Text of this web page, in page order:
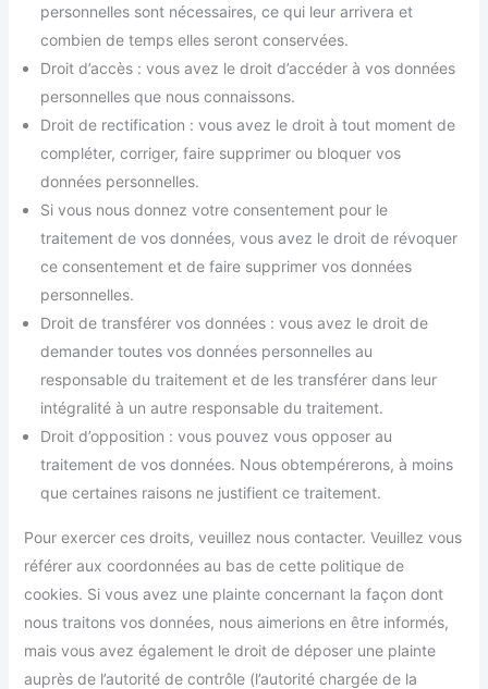
personnelles sont nécessaires, ce qui leur arrivera et
combien de temps elles seront conservées.
Droit d’accès : vous avez le droit d’accéder à vos données
personnelles que nous connaissons.
Droit de rectification : vous avez le droit à tout moment de
compléter, corriger, faire supprimer ou bloquer vos
données personnelles.
Si vous nous donnez votre consentement pour le
traitement de vos données, vous avez le droit de révoquer
ce consentement et de faire supprimer vos données
personnelles.
Droit de transférer vos données : vous avez le droit de
demander toutes vos données personnelles au
responsable du traitement et de les transférer dans leur
intégralité à un autre responsable du traitement.
Droit d’opposition : vous pouvez vous opposer au
traitement de vos données. Nous obtempérerons, à moins
que certaines raisons ne justifient ce traitement.
Pour exercer ces droits, veuillez nous contacter. Veuillez vous
référer aux coordonnées au bas de cette politique de
cookies. Si vous avez une plainte concernant la façon dont
nous traitons vos données, nous aimerions en être informés,
mais vous avez également le droit de déposer une plainte
auprès de l’autorité de contrôle (l’autorité chargée de la